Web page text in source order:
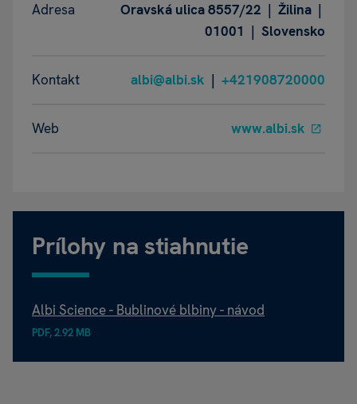
Adresa
Oravská ulica 8557/22 | Žilina |
01001 | Slovensko
Kontakt albi@albi.sk | +421908720000
Web www.albi.sk
Prílohy na stiahnutie
Albi Science - Bublinové blbiny - návod
PDF, 2.92 MB